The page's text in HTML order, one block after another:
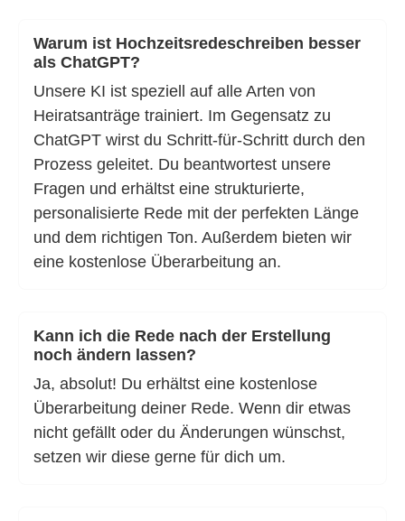
Warum ist Hochzeitsredeschreiben besser
als ChatGPT?
Unsere KI ist speziell auf alle Arten von
Heiratsanträge trainiert. Im Gegensatz zu
ChatGPT wirst du Schritt-für-Schritt durch den
Prozess geleitet. Du beantwortest unsere
Fragen und erhältst eine strukturierte,
personalisierte Rede mit der perfekten Länge
und dem richtigen Ton. Außerdem bieten wir
eine kostenlose Überarbeitung an.
Kann ich die Rede nach der Erstellung
noch ändern lassen?
Ja, absolut! Du erhältst eine kostenlose
Überarbeitung deiner Rede. Wenn dir etwas
nicht gefällt oder du Änderungen wünschst,
setzen wir diese gerne für dich um.